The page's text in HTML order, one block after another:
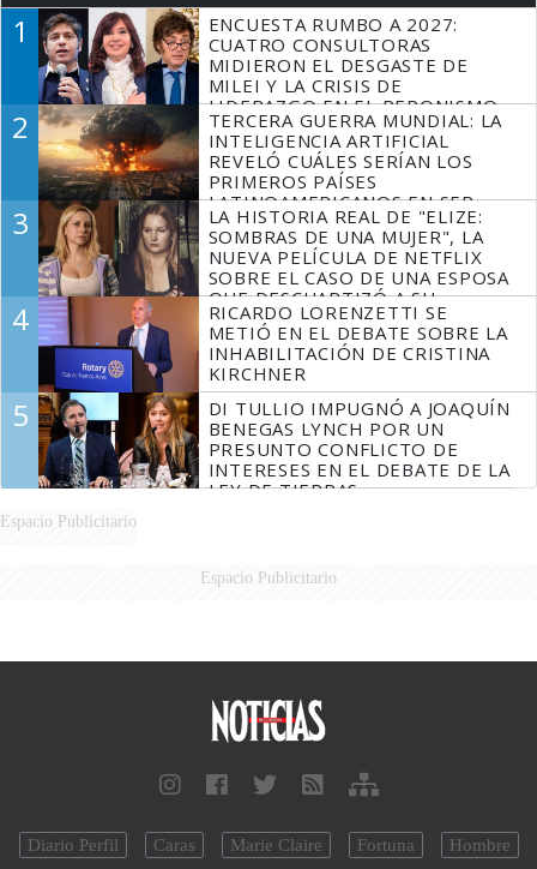
1
ENCUESTA RUMBO A 2027:
CUATRO CONSULTORAS
MIDIERON EL DESGASTE DE
MILEI Y LA CRISIS DE
LIDERAZGO EN EL PERONISMO
2
TERCERA GUERRA MUNDIAL: LA
INTELIGENCIA ARTIFICIAL
REVELÓ CUÁLES SERÍAN LOS
PRIMEROS PAÍSES
LATINOAMERICANOS EN SER
DERROTADOS
3
LA HISTORIA REAL DE "ELIZE:
SOMBRAS DE UNA MUJER", LA
NUEVA PELÍCULA DE NETFLIX
SOBRE EL CASO DE UNA ESPOSA
QUE DESCUARTIZÓ A SU
MARIDO
4
RICARDO LORENZETTI SE
METIÓ EN EL DEBATE SOBRE LA
INHABILITACIÓN DE CRISTINA
KIRCHNER
5
DI TULLIO IMPUGNÓ A JOAQUÍN
BENEGAS LYNCH POR UN
PRESUNTO CONFLICTO DE
INTERESES EN EL DEBATE DE LA
LEY DE TIERRAS
Espacio Publicitario
Espacio Publicitario
Diario Perfil Caras Marie Claire Fortuna Hombre